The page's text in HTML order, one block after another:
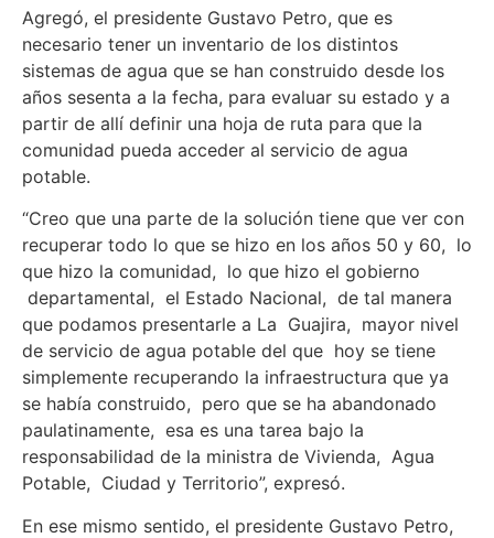
Agregó, el presidente Gustavo Petro, que es
necesario tener un inventario de los distintos
sistemas de agua que se han construido desde los
años sesenta a la fecha, para evaluar su estado y a
partir de allí definir una hoja de ruta para que la
comunidad pueda acceder al servicio de agua
potable.
“Creo que una parte de la solución tiene que ver con
recuperar todo lo que se hizo en los años 50 y 60, lo
que hizo la comunidad, lo que hizo el gobierno
departamental, el Estado Nacional, de tal manera
que podamos presentarle a La Guajira, mayor nivel
de servicio de agua potable del que hoy se tiene
simplemente recuperando la infraestructura que ya
se había construido, pero que se ha abandonado
paulatinamente, esa es una tarea bajo la
responsabilidad de la ministra de Vivienda, Agua
Potable, Ciudad y Territorio”, expresó.
En ese mismo sentido, el presidente Gustavo Petro,